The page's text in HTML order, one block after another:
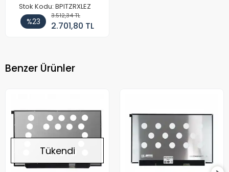
Stok Kodu: BPITZRXLEZ
%23
3.512,34 TL
2.701,80 TL
Benzer Ürünler
Tükendi